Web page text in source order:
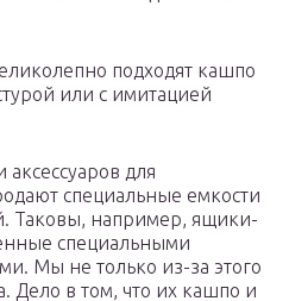
подходят кашпо
или с имитацией
для
специальные емкости
Таковы, например, ящики-
специальными
Мы не только из-за этого
Дело в том, что их кашпо и